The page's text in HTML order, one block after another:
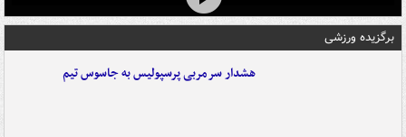
برگزیده ورزشی
هشدار سرمربی پرسپولیس به جاسوس تیم